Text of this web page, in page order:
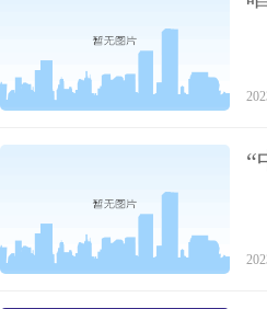
“